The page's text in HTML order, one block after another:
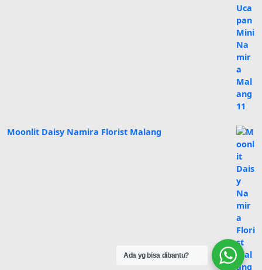
Moonlit Daisy Namira Florist Malang
Ada yg bisa dibantu?